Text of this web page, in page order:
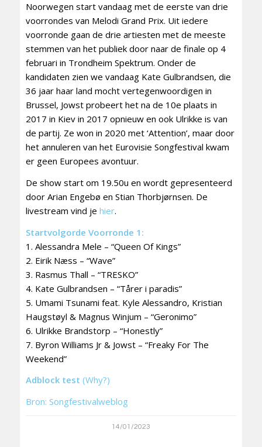
Noorwegen start vandaag met de eerste van drie
voorrondes van Melodi Grand Prix. Uit iedere
voorronde gaan de drie artiesten met de meeste
stemmen van het publiek door naar de finale op 4
februari in Trondheim Spektrum. Onder de
kandidaten zien we vandaag Kate Gulbrandsen, die
36 jaar haar land mocht vertegenwoordigen in
Brussel, Jowst probeert het na de 10e plaats in
2017 in Kiev in 2017 opnieuw en ook Ulrikke is van
de partij. Ze won in 2020 met ‘Attention’, maar door
het annuleren van het Eurovisie Songfestival kwam
er geen Europees avontuur.
De show start om 19.50u en wordt gepresenteerd
door Arian Engebø en Stian Thorbjørnsen. De
livestream vind je hier.
Startvolgorde Voorronde 1:
1. Alessandra Mele – “Queen Of Kings”
2. Eirik Næss – “Wave”
3. Rasmus Thall – “TRESKO”
4. Kate Gulbrandsen – “Tårer i paradis”
5. Umami Tsunami feat. Kyle Alessandro, Kristian
Haugstøyl & Magnus Winjum – “Geronimo”
6. Ulrikke Brandstorp – “Honestly”
7. Byron Williams Jr & Jowst – “Freaky For The
Weekend”
Adblock test (Why?)
Bron: Songfestivalweblog
14/01/2023